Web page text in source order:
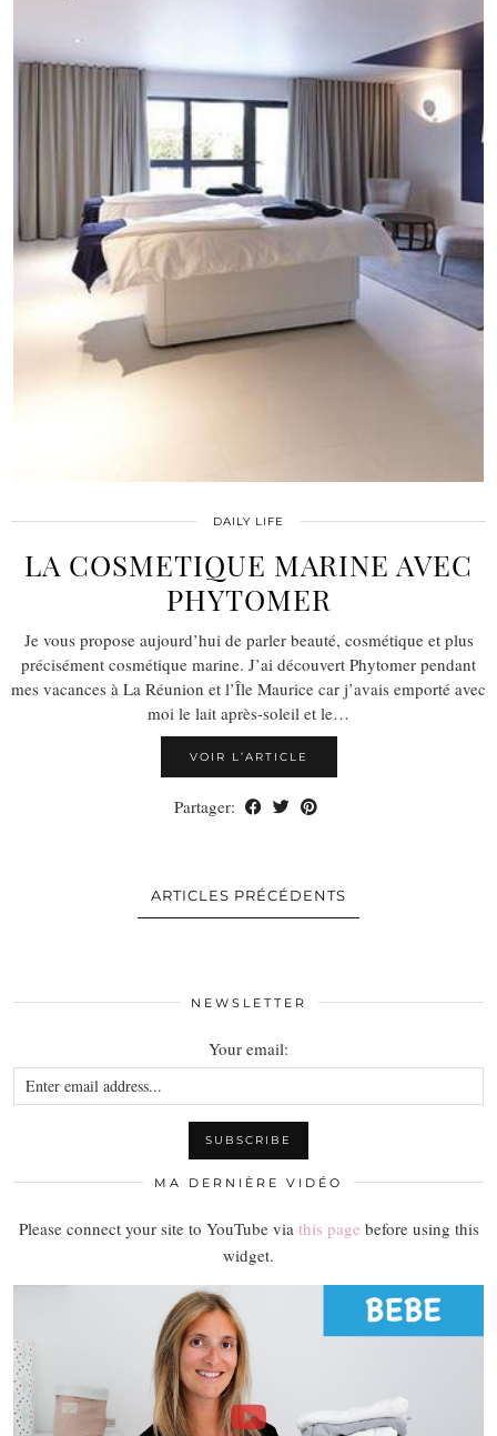
DAILY LIFE
LA COSMETIQUE MARINE AVEC
PHYTOMER
Je vous propose aujourd’hui de parler beauté, cosmétique et plus
précisément cosmétique marine. J’ai découvert Phytomer pendant
mes vacances à La Réunion et l’Île Maurice car j’avais emporté avec
moi le lait après-soleil et le…
VOIR L’ARTICLE
Partager:
ARTICLES PRÉCÉDENTS
NEWSLETTER
Your email:
MA DERNIÈRE VIDÉO
Please connect your site to YouTube via this page before using this
widget.